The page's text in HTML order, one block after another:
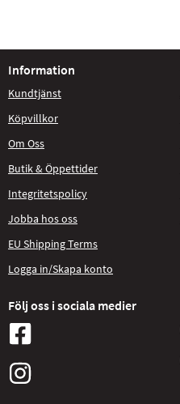
Information
Kundtjänst
Köpvillkor
Om Oss
Butik & Öppettider
Integritetspolicy
Jobba hos oss
EU Shipping Terms
Logga in/Skapa konto
Följ oss i sociala medier